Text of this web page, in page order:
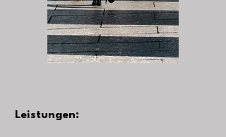
Leistungen: